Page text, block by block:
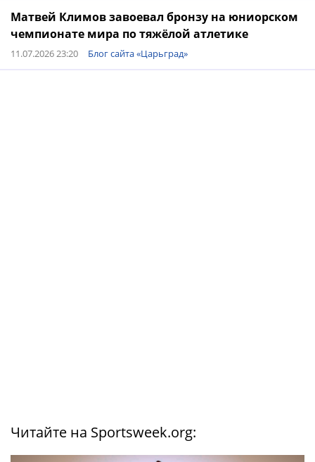
Матвей Климов завоевал бронзу на юниорском
чемпионате мира по тяжёлой атлетике
11.07.2026 23:20 Блог сайта «Царьград»
Читайте на Sportsweek.org: